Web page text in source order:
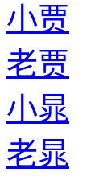
小贾
老贾
小晁
老晁